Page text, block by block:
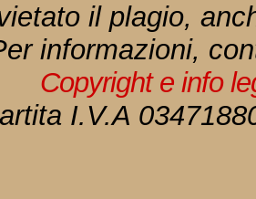
il plagio,
informazioni,
Copyright e info
I.V.A